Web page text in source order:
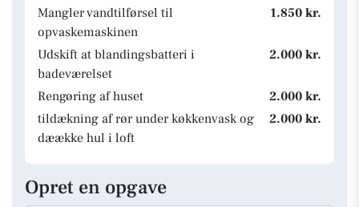
Mangler vandtilførsel til
opvaskemaskinen
1.850 kr.
Udskift at blandingsbatteri i
badeværelset
2.000 kr.
Rengøring af huset
2.000 kr.
tildækning af rør under køkkenvask og
dæække hul i loft
2.000 kr.
Opret en opgave